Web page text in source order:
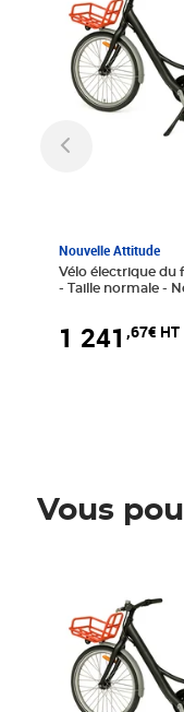
Nouvelle Attitude
Vélo électrique du
- Taille normale -
1 241 ,67€ HT
Vous